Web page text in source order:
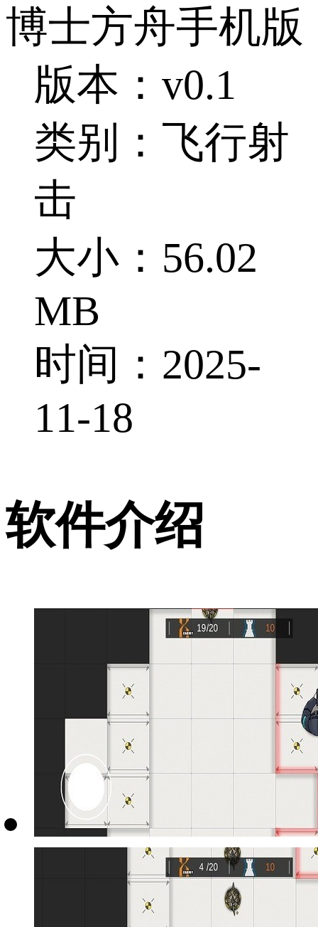
博士方舟手机版
版本：v0.1
类别：飞行射
击
大小：56.02
MB
时间：2025-
11-18
软件介绍